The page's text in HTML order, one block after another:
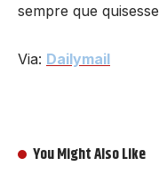
sempre que
Via: Dailymail
You Might Also Like